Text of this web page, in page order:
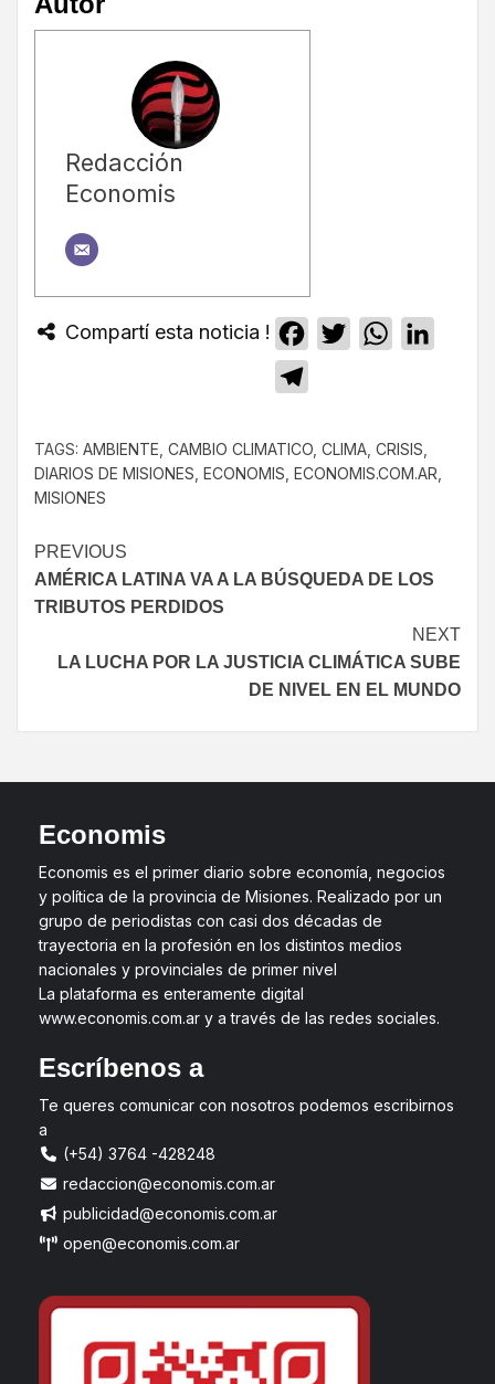
Redacción
Economis
Compartí esta noticia ! Facebook
TwitterWhatsApp
TAGS: AMBIENTE CAMBIO CLIMATICO CLIMA CRISIS
DIARIOS DE MISIONES ECONOMIS ECONOMIS.COM.AR
MISIONES
PREVIOUS
AMÉRICA LATINA VA A LA BÚSQUEDA DE LOS
TRIBUTOS PERDIDOS
NEXT
LA LUCHA POR LA JUSTICIA CLIMÁTICA SUBE
DE NIVEL EN EL MUNDO
Economis
Economis es el primer diario sobre economía, negocios
y política de la provincia de Misiones. Realizado por un
grupo de periodistas con casi dos décadas de
trayectoria en la profesión en los distintos medios
nacionales y provinciales de primer nivel
La plataforma es enteramente digital
www.economis.com.ar y a través de las redes sociales.
Escríbenos a
Te queres comunicar con nosotros podemos escribirnos
a
(+54) 3764 -428248
redaccion@economis.com.ar
publicidad@economis.com.ar
open@economis.com.ar